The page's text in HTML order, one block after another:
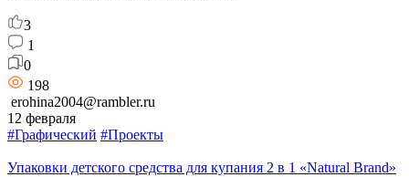
3
1
0
198
erohina2004@rambler.ru
12 февраля
#Графический #Проекты
Упаковки детского средства для купания 2 в 1 «Natural Brand»